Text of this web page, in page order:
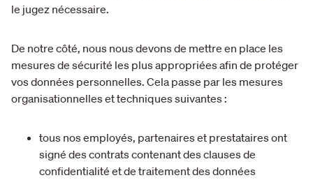
le jugez nécessaire.
De notre côté, nous nous devons de mettre en place les
mesures de sécurité les plus appropriées afin de protéger
vos données personnelles. Cela passe par les mesures
organisationnelles et techniques suivantes :
tous nos employés, partenaires et prestataires ont
signé des contrats contenant des clauses de
confidentialité et de traitement des données